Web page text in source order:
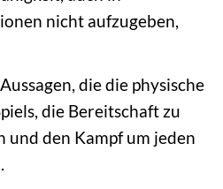
nicht aufzugeben,
Aussagen, die die physische
die Bereitschaft zu
und den Kampf um jeden